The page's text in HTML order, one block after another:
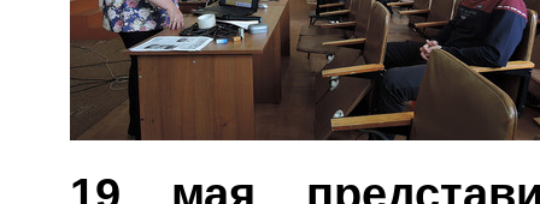
19 мая